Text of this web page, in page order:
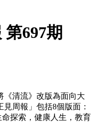
第697期
《清流》改版為面向大
周報」包括8個版面：
探索，健康人生，教育